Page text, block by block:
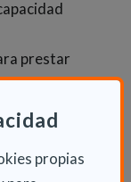
propias
prestar
física en las
auditiva de